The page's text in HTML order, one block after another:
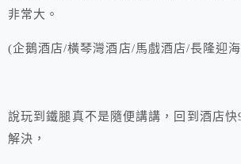
非常大。
(企鵝酒店/橫琴灣酒店/馬戲酒店/長隆迎
說玩到鐵腿真不是隨便講講，回到酒店
解決，